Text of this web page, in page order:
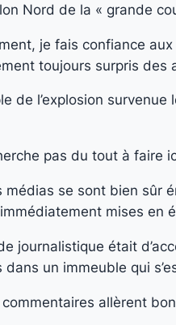
Nord de la « grande
je fais confiance
toujours surpris des
de l’explosion
pas du tout à faire
médias se sont bien sûr
mises en
journalistique était
dans un immeuble qui
commentaires allèrent